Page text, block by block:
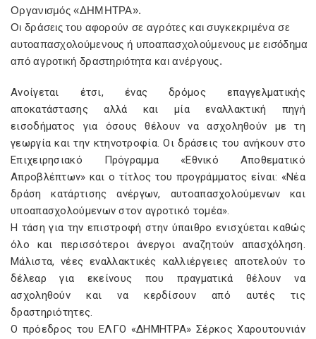
Οργανισμός «ΔΗΜΗΤΡΑ».
Οι δράσεις του αφορούν σε αγρότες και συγκεκριμένα σε
αυτοαπασχολούμενους ή υποαπασχολούμενους με εισόδημα
από αγροτική δραστηριότητα και ανέργους.
Ανοίγεται έτσι, ένας δρόμος επαγγελματικής
αποκατάστασης αλλά και μία εναλλακτική πηγή
εισοδήματος για όσους θέλουν να ασχοληθούν με τη
γεωργία και την κτηνοτροφία. Οι δράσεις του ανήκουν στο
Επιχειρησιακό Πρόγραμμα «Εθνικό Αποθεματικό
Απροβλέπτων» και ο τίτλος του προγράμματος είναι: «Νέα
δράση κατάρτισης ανέργων, αυτοαπασχολούμενων και
υποαπασχολούμενων στον αγροτικό τομέα».
Η τάση για την επιστροφή στην ύπαιθρο ενισχύεται καθώς
όλο και περισσότεροι άνεργοι αναζητούν απασχόληση.
Μάλιστα, νέες εναλλακτικές καλλιέργειες αποτελούν το
δέλεαρ για εκείνους που πραγματικά θέλουν να
ασχοληθούν και να κερδίσουν από αυτές τις
δραστηριότητες.
Ο πρόεδρος του ΕΛΓΟ «ΔΗΜΗΤΡΑ» Σέρκος Χαρουτουνιάν